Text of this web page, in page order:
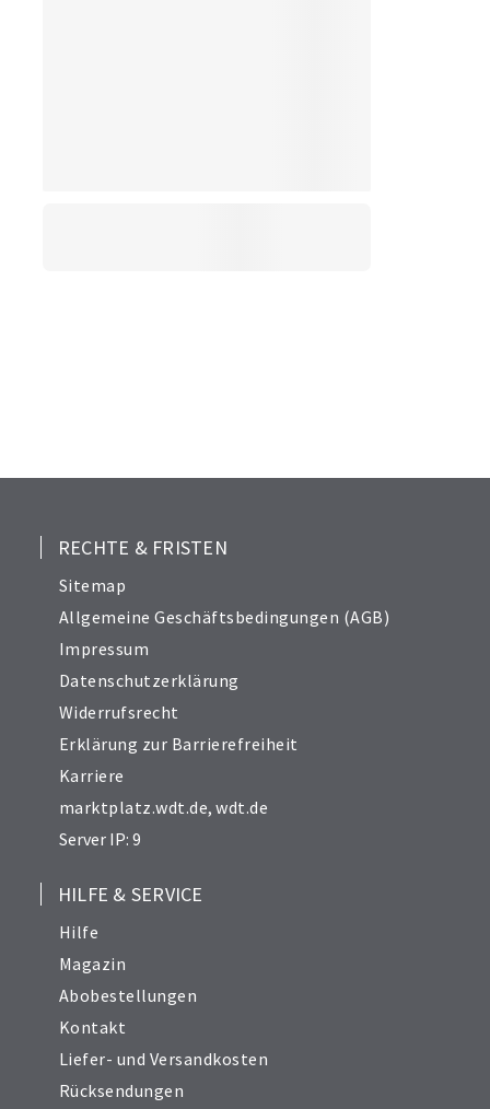
RECHTE & FRISTEN
Sitemap
Allgemeine Geschäftsbedingungen (AGB)
Impressum
Datenschutzerklärung
Widerrufsrecht
Erklärung zur Barrierefreiheit
Karriere
marktplatz.wdt.de,wdt.de
Server IP: 9
HILFE & SERVICE
Hilfe
Magazin
Abobestellungen
Kontakt
Liefer- und Versandkosten
Rücksendungen